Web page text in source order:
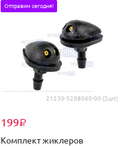
21230-5208060-00 (2шт)
199₽
Отправим сегодня!
Комплект жиклеров